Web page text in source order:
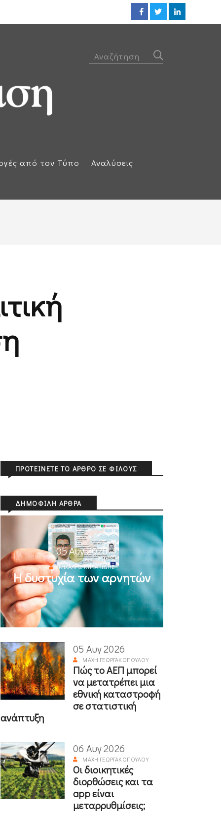
Προθεσμία για να
από τον Τύπο
Αναλύσεις
ΠΡΟΤΕΊΝΕΤΕ ΤΟ ΆΡΘΡΟ ΣΕ ΦΊΛΟΥΣ
ΔΗΜΟΦΙΛΉ ΆΡΘΡΑ
05 Αυγ 2026
ΜΙΧΆΛΗΣ ΚΥΡΙΑΚΊΔΗΣ
Η δυστυχία των αρνητών
05 Αυγ 2026
ΜΆΧΗ ΓΕΩΡΓΑΚΟΠΟΎΛΟΥ
Πώς το ΑΕΠ μπορεί
να μετατρέπει μια
εθνική καταστροφή
σε στατιστική
ανάπτυξη
06 Αυγ 2026
ΜΆΧΗ ΓΕΩΡΓΑΚΟΠΟΎΛΟΥ
Οι διοικητικές
διορθώσεις και τα
app είναι
μεταρρυθμίσεις;